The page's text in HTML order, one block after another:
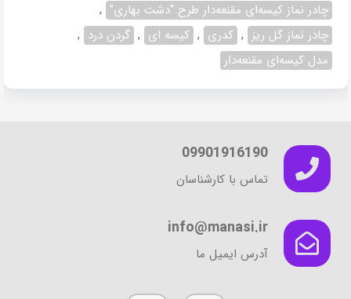
مختلفی
می
باشد.
گزینه
صفحه
محصول
انتخاب
چادر نماز کیسه‌ای مقنعه‌دار طرح “دشت بهاری” ,
چادر نماز گل ریز , کدری , کیسه ای , گردن درد ,
مدل کیسه‌ای مقنعه‌دار
09901916190
تماس با کارشناسان
info@manasi.ir
آدرس ایمیل ما